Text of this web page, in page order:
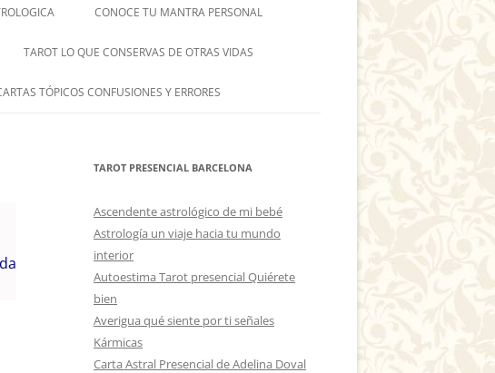
CONOCE TU MANTRA PERSONAL
TAROT LO QUE CONSERVAS DE OTRAS VIDAS
TÓPICOS CONFUSIONES Y ERRORES
TAROT PRESENCIAL BARCELONA
Ascendente astrológico de mi bebé
Astrología un viaje hacia tu mundo
interior
Autoestima Tarot presencial Quiérete
bien
Averigua qué siente por ti señales
Kármicas
Carta Astral Presencial de Adelina Doval